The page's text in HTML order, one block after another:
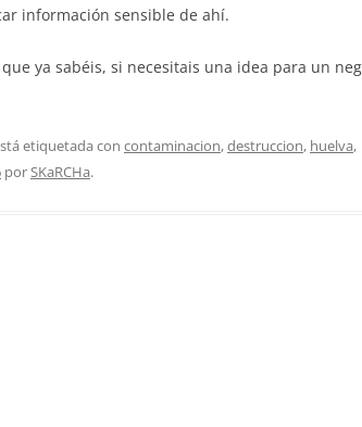
información sensible de ahí.
ya sabéis, si necesitais una idea para un
etiquetada con contaminacion,destruccion, huelva,
porSKaRCHa.